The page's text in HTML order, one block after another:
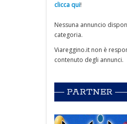
clicca qui!
Nessuna annuncio
categoria.
Viareggino.it non è
contenuto degli annunci.
PARTNER